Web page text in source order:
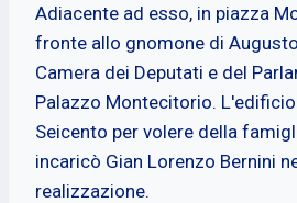
Adiacente ad esso, in piazza
fronte allo gnomone di
Camera dei Deputati e del
Palazzo Montecitorio.
Seicento per volere della
incaricò Gian Lorenzo Bernini
realizzazione.